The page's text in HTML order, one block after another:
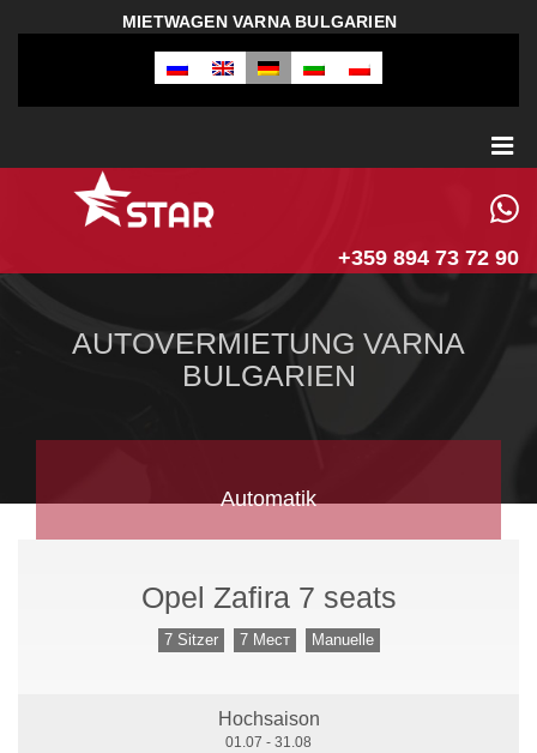
MIETWAGEN VARNA BULGARIEN
+359 894 73 72 90
AUTOVERMIETUNG VARNA
BULGARIEN
Automatik
7 Sitzer
Opel Zafira 7 seats
7 Sitzer 7 Мест Manuelle
Hochsaison
01.07 - 31.08